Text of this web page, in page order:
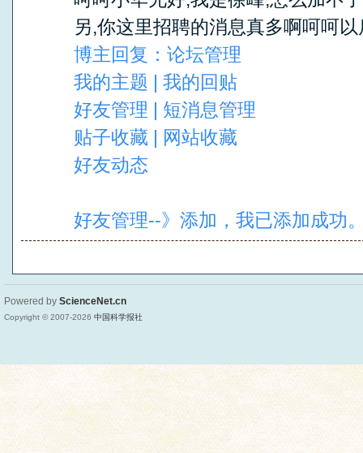
另,你这里招聘的消息真多啊呵呵
博主回复：论坛管理
我的主题 | 我的回贴
好友管理 | 短消息管理
贴子收藏 | 网站收藏
好友动态
好友管理--》添加，我已添加成功
Powered by ScienceNet.cn
Copyright © 2007-2026 中国科学报社